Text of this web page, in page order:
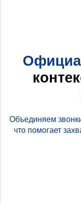
Объединяем
что помогает